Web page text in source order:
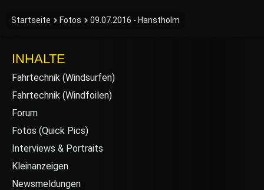
Startseite Fotos 09.07.2016 - Hanstholm
INHALTE
Fahrtechnik (Windsurfen)
Fahrtechnik (Windfoilen)
Forum
Fotos (Quick Pics)
Interviews & Portraits
Kleinanzeigen
Newsmeldungen